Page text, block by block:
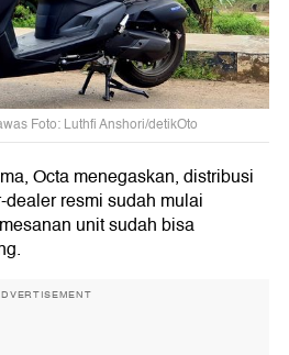
Foto: Luthfi Anshori/detikOto
Octa menegaskan, distribusi
resmi sudah mulai
unit sudah bisa